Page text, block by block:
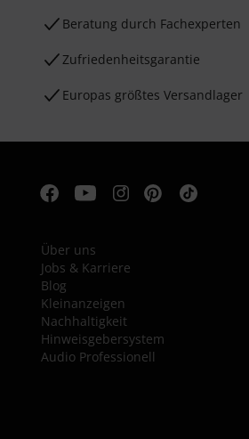
Beratung durch Fachexperten
Zufriedenheitsgarantie
Europas größtes Versandlager
Über uns
Jobs & Karriere
Blog
Kleinanzeigen
Nachhaltigkeit
Hinweisgebersystem
Audio Professionell